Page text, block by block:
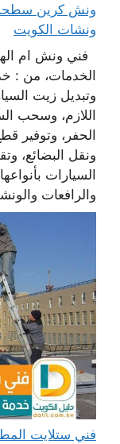
ونشات الكويت
فني ونش ام
الخدمات، من :
وتبديل زيت
اللازم، وسحب
الحفر، وتوفير
ونقل البضائع،
السيارات
والرافعات